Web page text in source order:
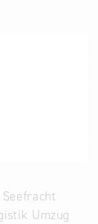
Umzug